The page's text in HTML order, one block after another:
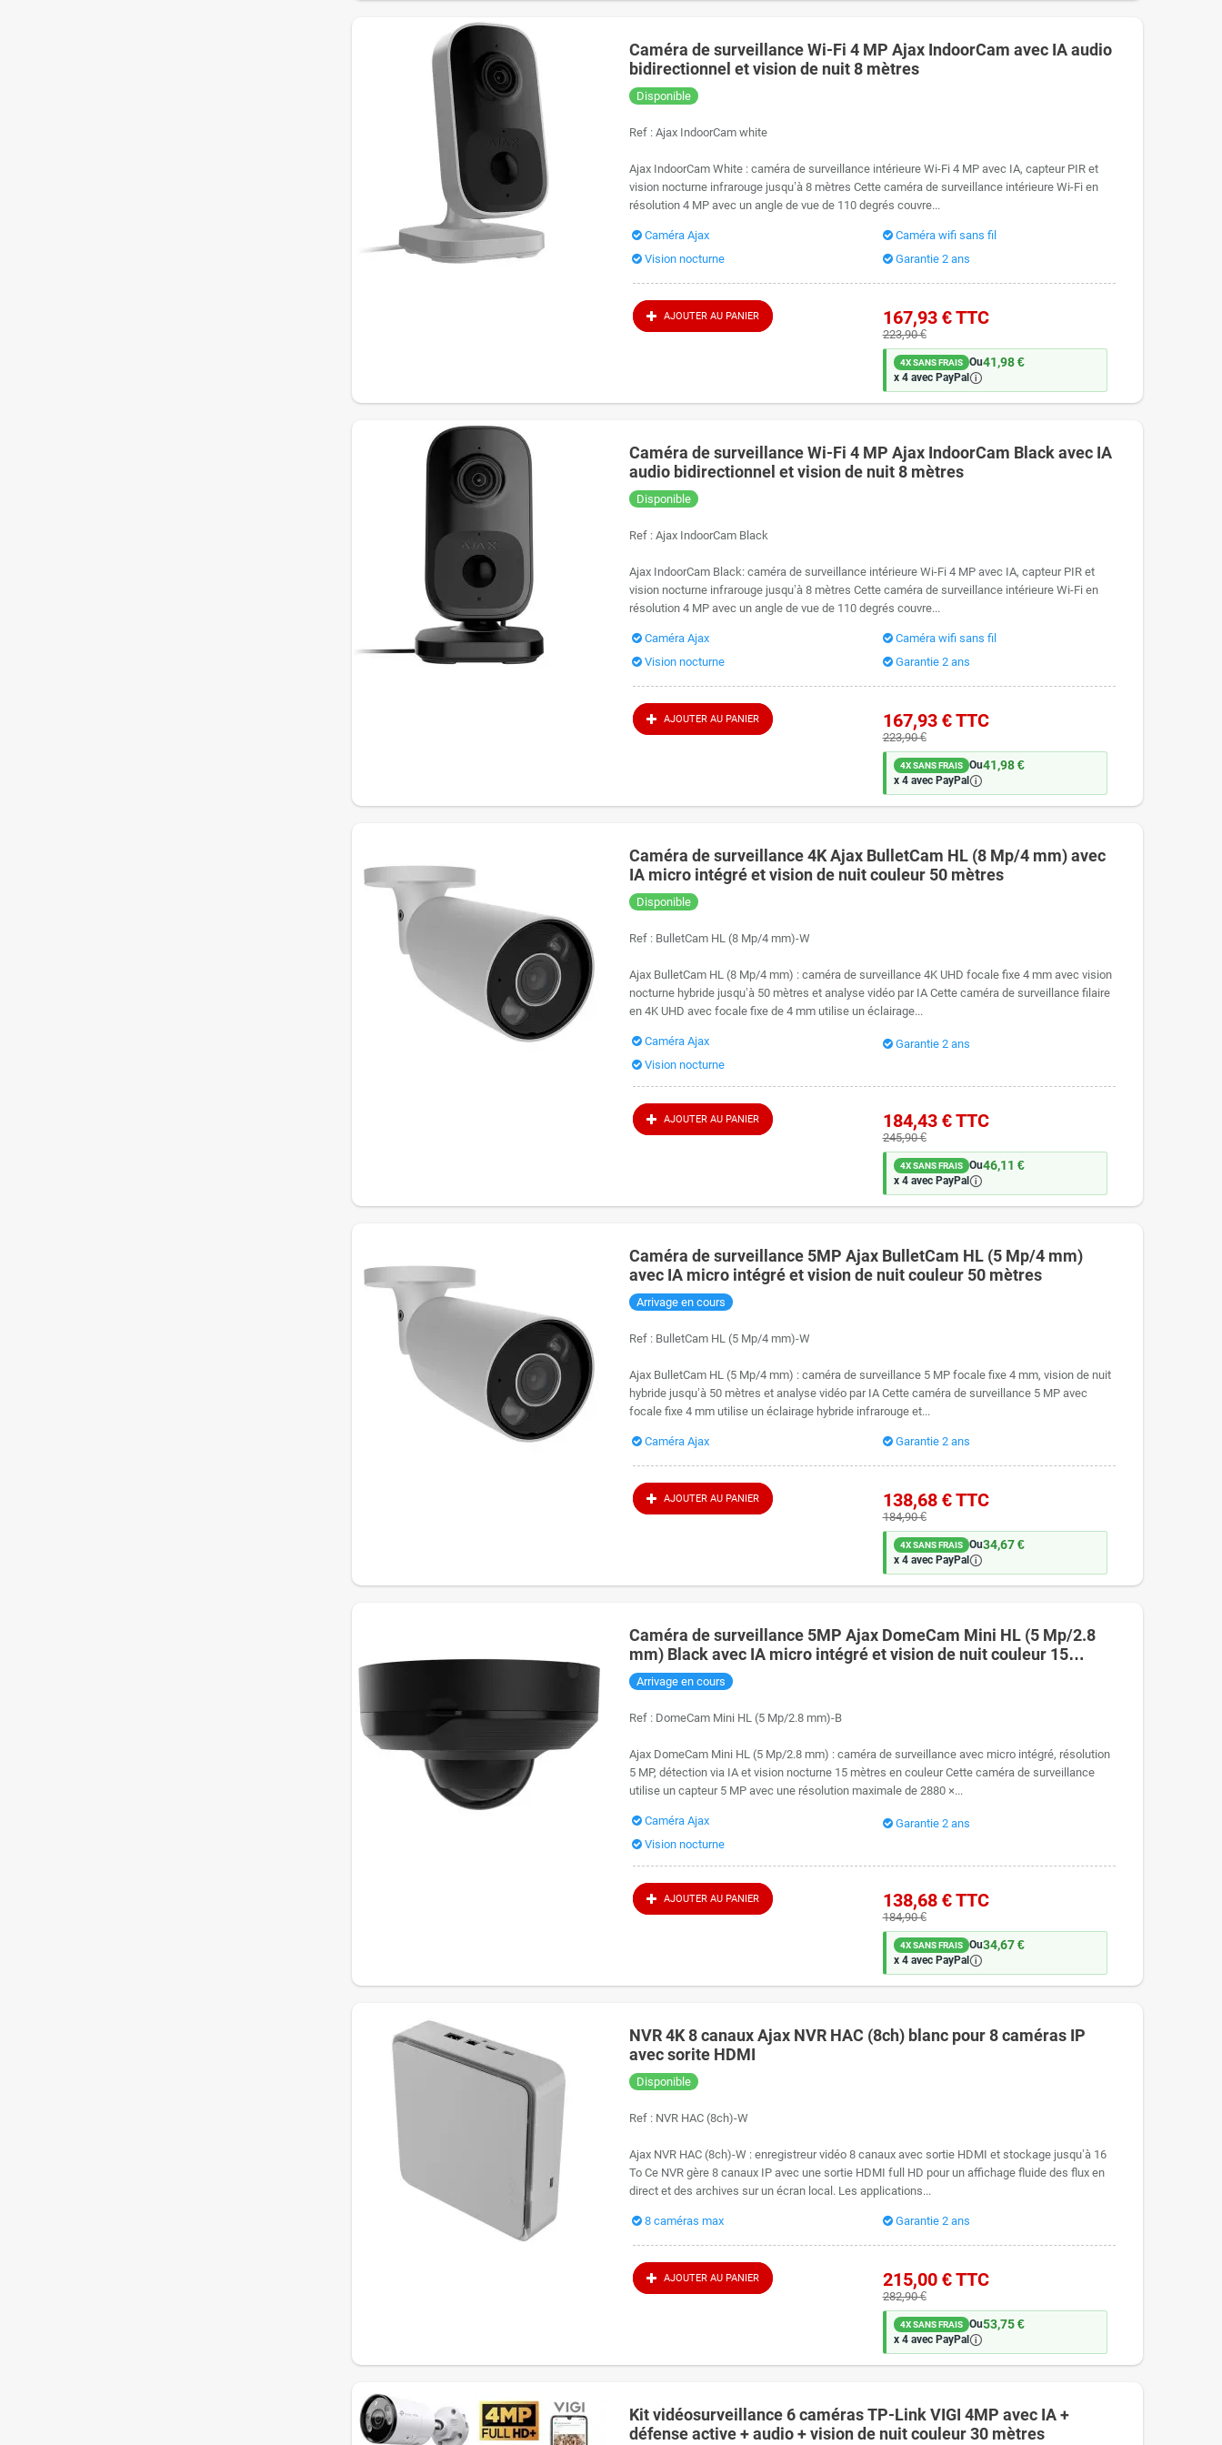
Caméra de surveillance Wi-Fi 4 MP Ajax IndoorCam avec IA audio
bidirectionnel et vision de nuit 8 mètres
Disponible
Ref : Ajax IndoorCam white
Ajax IndoorCam White : caméra de surveillance intérieure Wi-Fi 4 MP avec IA, capteur PIR et
vision nocturne infrarouge jusqu’à 8 mètres Cette caméra de surveillance intérieure Wi-Fi en
résolution 4 MP avec un angle de vue de 110 degrés couvre...
Caméra Ajax
Vision nocturne
Caméra wifi sans fil
Garantie 2 ans
AJOUTER AU PANIER 167,93 €TTC
223,90 €
4X SANS FRAIS Ou41,98 €
x 4 avec PayPal🛈
Caméra de surveillance Wi-Fi 4 MP Ajax IndoorCam Black avec IA
audio bidirectionnel et vision de nuit 8 mètres
Disponible
Ref : Ajax IndoorCam Black
Ajax IndoorCam Black: caméra de surveillance intérieure Wi-Fi 4 MP avec IA, capteur PIR et
vision nocturne infrarouge jusqu’à 8 mètres Cette caméra de surveillance intérieure Wi-Fi en
résolution 4 MP avec un angle de vue de 110 degrés couvre...
Caméra Ajax
Vision nocturne
Caméra wifi sans fil
Garantie 2 ans
AJOUTER AU PANIER 167,93 €TTC
223,90 €
4X SANS FRAIS Ou41,98 €
x 4 avec PayPal🛈
Caméra de surveillance 4K Ajax BulletCam HL (8 Mp/4 mm) avec
IA micro intégré et vision de nuit couleur 50 mètres
Disponible
Ref : BulletCam HL (8 Mp/4 mm)-W
Ajax BulletCam HL (8 Mp/4 mm) : caméra de surveillance 4K UHD focale fixe 4 mm avec vision
nocturne hybride jusqu’à 50 mètres et analyse vidéo par IA Cette caméra de surveillance filaire
en 4K UHD avec focale fixe de 4 mm utilise un éclairage...
Caméra Ajax
Vision nocturne
Garantie 2 ans
AJOUTER AU PANIER 184,43 €TTC
245,90 €
4X SANS FRAIS Ou46,11 €
x 4 avec PayPal🛈
Caméra de surveillance 5MP Ajax BulletCam HL (5 Mp/4 mm)
avec IA micro intégré et vision de nuit couleur 50 mètres
Arrivage en cours
Ref : BulletCam HL (5 Mp/4 mm)-W
Ajax BulletCam HL (5 Mp/4 mm) : caméra de surveillance 5 MP focale fixe 4 mm, vision de nuit
hybride jusqu’à 50 mètres et analyse vidéo par IA Cette caméra de surveillance 5 MP avec
focale fixe 4 mm utilise un éclairage hybride infrarouge et...
Caméra Ajax Garantie 2 ans
AJOUTER AU PANIER 138,68 €TTC
184,90 €
4X SANS FRAIS Ou34,67 €
x 4 avec PayPal🛈
Caméra de surveillance 5MP Ajax DomeCam Mini HL (5 Mp/2.8
mm) Black avec IA micro intégré et vision de nuit couleur 15
mètres
Arrivage en cours
Ref : DomeCam Mini HL (5 Mp/2.8 mm)-B
Ajax DomeCam Mini HL (5 Mp/2.8 mm) : caméra de surveillance avec micro intégré, résolution
5 MP, détection via IA et vision nocturne 15 mètres en couleur Cette caméra de surveillance
utilise un capteur 5 MP avec une résolution maximale de 2880 ×...
Caméra Ajax
Vision nocturne
Garantie 2 ans
AJOUTER AU PANIER 138,68 €TTC
184,90 €
4X SANS FRAIS Ou34,67 €
x 4 avec PayPal🛈
NVR 4K 8 canaux Ajax NVR HAC (8ch) blanc pour 8 caméras IP
avec sorite HDMI
Disponible
Ref : NVR HAC (8ch)-W
Ajax NVR HAC (8ch)-W : enregistreur vidéo 8 canaux avec sortie HDMI et stockage jusqu’à 16
To Ce NVR gère 8 canaux IP avec une sortie HDMI full HD pour un affichage fluide des flux en
direct et des archives sur un écran local. Les applications...
8 caméras max Garantie 2 ans
AJOUTER AU PANIER 215,00 €TTC
282,90 €
4X SANS FRAIS Ou53,75 €
x 4 avec PayPal🛈
Kit vidéosurveillance 6 caméras TP-Link VIGI 4MP avec IA +
défense active + audio + vision de nuit couleur 30 mètres